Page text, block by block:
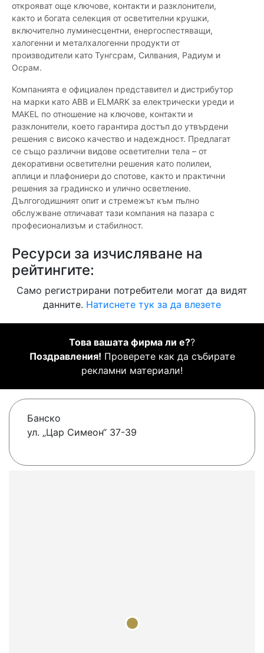
открояват още ключове, контакти и разклонители,
както и богата селекция от осветителни крушки,
включително луминесцентни, енергоспестяващи,
халогенни и металхалогенни продукти от
производители като Тунгсрам, Силвания, Радиум и
Осрам.
Компанията е официален представител и дистрибутор
на марки като ABB и ELMARK за електрически уреди и
MAKEL по отношение на ключове, контакти и
разклонители, което гарантира достъп до утвърдени
решения с високо качество и надеждност. Предлагат
се също различни видове осветителни тела – от
декоративни осветителни решения като полилеи,
аплици и плафониери до спотове, както и практични
решения за градинско и улично осветление.
Дългогодишният опит и стремежът към пълно
обслужване отличават тази компания на пазара с
професионализъм и стабилност.
Ресурси за изчисляване на
рейтингите:
Само регистрирани потребители могат да видят
данните. Натиснете тук за да влезете
Това вашата фирма ли е??
Поздравления! Проверете как да събирате
рекламни материали!
Банско
ул. „Цар Симеон“ 37-39